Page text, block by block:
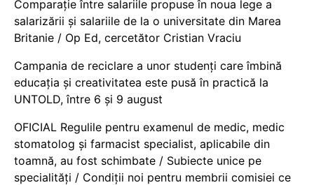
Comparație între salariile propuse în noua lege a
salarizării și salariile de la o universitate din Marea
Britanie / Op Ed, cercetător Cristian Vraciu
Campania de reciclare a unor studenți care îmbină
educația și creativitatea este pusă în practică la
UNTOLD, între 6 și 9 august
OFICIAL Regulile pentru examenul de medic, medic
stomatolog și farmacist specialist, aplicabile din
toamnă, au fost schimbate / Subiecte unice pe
specialități / Condiții noi pentru membrii comisiei ce